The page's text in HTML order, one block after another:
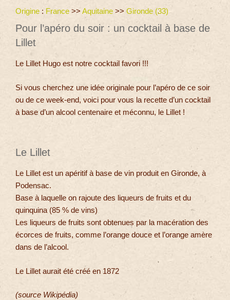
Origine : France >> Aquitaine >> Gironde (33)
Pour l’apéro du soir : un cocktail à base de
Lillet
Le Lillet Hugo est notre cocktail favori !!!
Si vous cherchez une idée originale pour l’apéro de ce soir
ou de ce week-end, voici pour vous la recette d’un cocktail
à base d’un alcool centenaire et méconnu, le Lillet !
Le Lillet
Le Lillet est un apéritif à base de vin produit en Gironde, à
Podensac.
Base à laquelle on rajoute des liqueurs de fruits et du
quinquina (85 % de vins)
Les liqueurs de fruits sont obtenues par la macération des
écorces de fruits, comme l’orange douce et l’orange amère
dans de l’alcool.
Le Lillet aurait été créé en 1872
(source Wikipédia)